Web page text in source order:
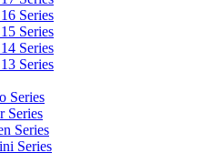
Series
Series
Series
Series
Series
Series
Series
Series